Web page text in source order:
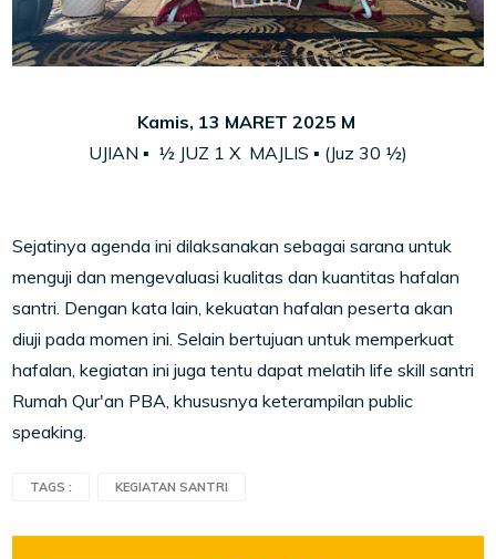
Kamis, 13 MARET 2025 M
UJIAN ▪ ½ JUZ 1 X MAJLIS ▪ (Juz 30 ½)
Sejatinya agenda ini dilaksanakan sebagai sarana untuk
menguji dan mengevaluasi kualitas dan kuantitas hafalan
santri. Dengan kata lain, kekuatan hafalan peserta akan
diuji pada momen ini. Selain bertujuan untuk memperkuat
hafalan, kegiatan ini juga tentu dapat melatih life skill santri
Rumah Qur'an PBA, khususnya keterampilan public
speaking.
TAGS : KEGIATAN SANTRI